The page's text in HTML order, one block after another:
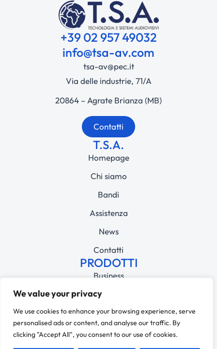
We value your privacy
We use cookies to enhance your browsing experience, serve
personalised ads or content, and analyse our traffic. By
clicking "Accept All", you consent to our use of cookies.
+39 02 957 49032
info@tsa-av.com
tsa-av@pec.it
Via delle industrie, 71/A
20864 – Agrate Brianza (MB)
Contatti
T.S.A.
Homepage
Chi siamo
Bandi
Assistenza
News
Contatti
PRODOTTI
Business
Education
SOCIALE 110.000,00€ – SDI M5UXCR1
Privacy Policy
Cookie Policy